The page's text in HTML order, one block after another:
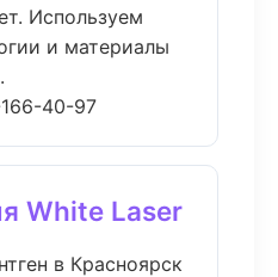
Используем
и материалы
40-97
White Laser
в Красноярск